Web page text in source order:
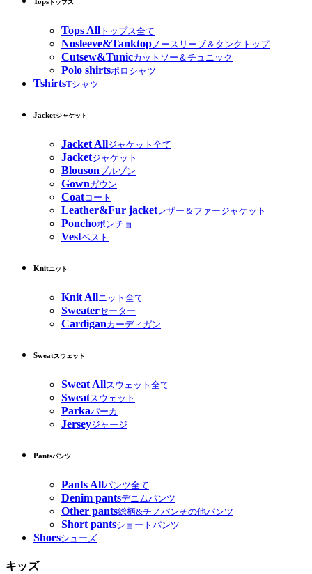
トップス
Tops All トップス全て
Nosleeve&Tanktop ノースリーブ＆タンクトップ
Cutsew&Tunicカットソー＆チュニック
Polo shirtsポロシャツ
TshirtsTシャツ
Jacketジャケット
Jacket Allジャケット全て
Jacketジャケット
Blousonブルゾン
Gownガウン
Coatコート
Leather&Fur jacketレザー＆ファージャケット
Ponchoポンチョ
Vestベスト
Knitニット
Knit Allニット全て
Sweaterセーター
Cardiganカーディガン
Sweatスウェット
Sweat Allスウェット全て
Sweatスウェット
Parkaパーカ
Jerseyジャージ
Pantsパンツ
Pants Allパンツ全て
Denim pantsデニムパンツ
Other pants総柄&チノパンその他パンツ
Short pantsショートパンツ
Shoesシューズ
キッズ